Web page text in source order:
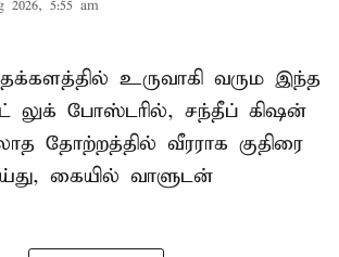
2026, 5:55 am
உருவாகி வரும இந்த
லுக் போஸ்டரில், சந்தீப் கிஷன்
தோற்றத்தில் வீரராக குதிரை
கையில் வாளுடன்